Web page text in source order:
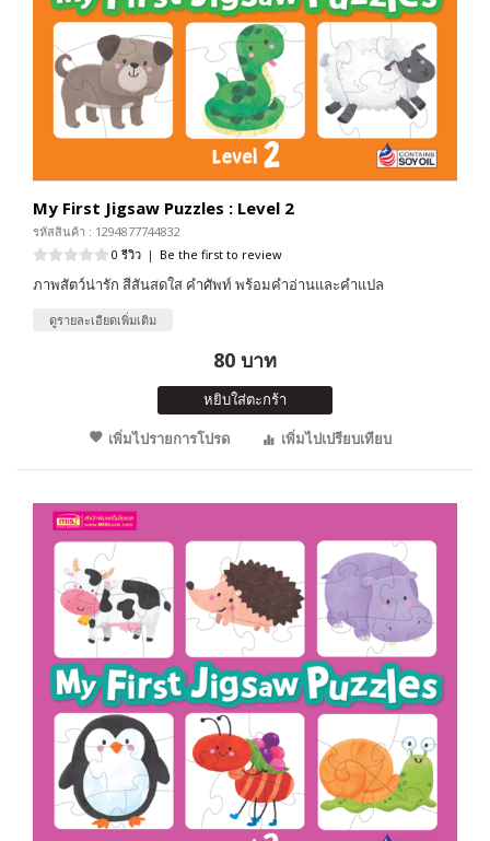
My First Jigsaw Puzzles : Level 2
รหัสสินค้า : 1294877744832
0 รีวิว | Be the first to review
ภาพสัตว์น่ารัก สีสันสดใส คำศัพท์ พร้อมคำอ่านและคำแปล
ดูรายละเอียดเพิ่มเติม
80 บาท
หยิบใส่ตะกร้า
เพิ่มไปรายการโปรด
เพิ่มไปเปรียบเทียบ